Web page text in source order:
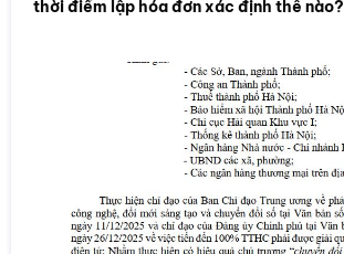
thời điểm lập hóa đơn xác định thế nào?